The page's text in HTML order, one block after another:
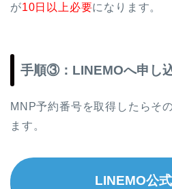
が10日以上必要になります。
手順③：LINEMOへ申し
MNP予約番号を取得したらそ
ます。
LINEMO公